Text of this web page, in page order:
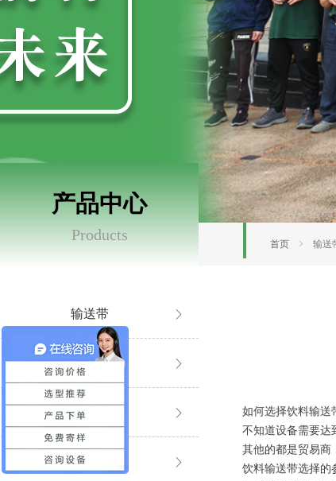
如何选择饮料输送
不知道设备需要达
其他的都是贸易商
饮料输送带选择的
首页 ꁇ 输送
产品中心
Products
输送带 ꁕ
同步带 ꁕ
输送线 ꁕ
滚筒系列 ꁕ